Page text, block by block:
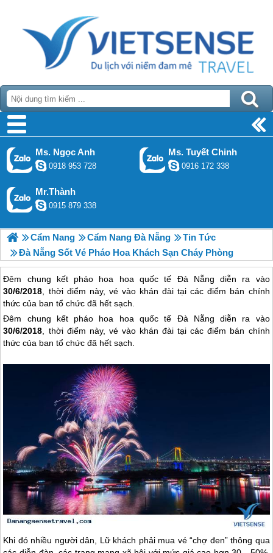
Ms. Ngọc Anh
0918 953 728
Ms. Tuyết Chinh
0916 172 338
Mr.Thành
0915 879 338
Cẩm Nang Cẩm Nang Đà Nẵng
Tin Tức
Đà Nẵng Sốt Vé Pháo Hoa Khách Sạn Cháy Phòng
Đêm chung kết pháo hoa hoa quốc tế Đà Nẵng diễn ra vào
30/6/2018, thời điểm này, vé vào khán đài tại các điểm bán chính
thức của ban tổ chức đã hết sạch.
Đêm chung kết pháo hoa hoa quốc tế Đà Nẵng diễn ra vào
30/6/2018, thời điểm này, vé vào khán đài tại các điểm bán chính
thức của ban tổ chức đã hết sạch.
Khi đó nhiều người dân, Lữ khách phải mua vé “chợ đen” thông qua